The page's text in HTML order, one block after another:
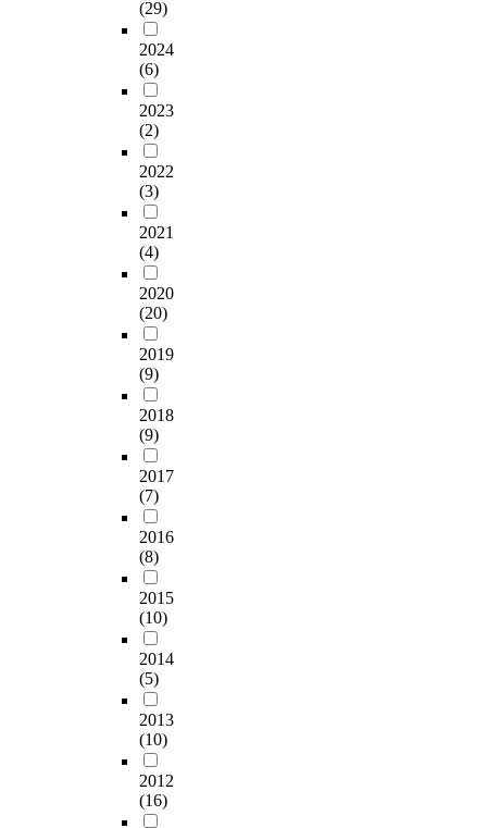
(29)
2024
(6)
2023
(2)
2022
(3)
2021
(4)
2020
(20)
2019
(9)
2018
(9)
2017
(7)
2016
(8)
2015
(10)
2014
(5)
2013
(10)
2012
(16)